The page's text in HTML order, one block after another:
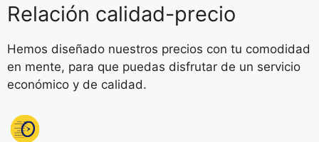
Relación calidad-precio
Hemos diseñado nuestros precios con tu comodidad
en mente, para que puedas disfrutar de un servicio
económico y de calidad.